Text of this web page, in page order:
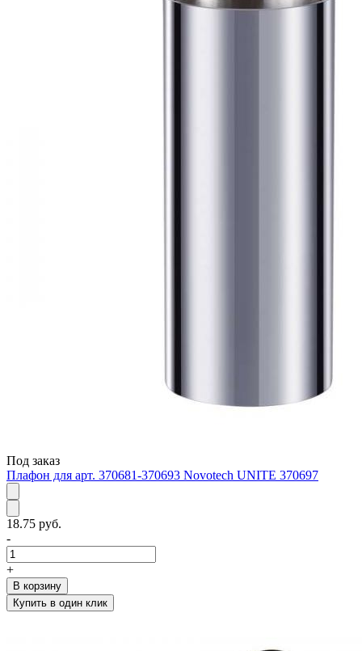
Под заказ
Плафон для арт. 370681-370693 Novotech UNITE 370697
18.75 руб.
-
+
В корзину
Купить в один клик